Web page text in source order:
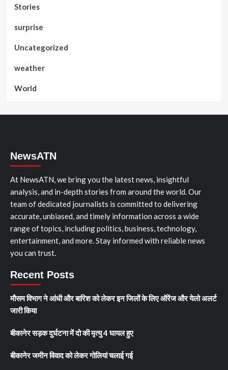
Stories
surprise
Uncategorized
weather
World
NewsATN
At NewsATN, we bring you the latest news, insightful
analysis, and in-depth stories from around the world. Our
team of dedicated journalists is committed to delivering
accurate, unbiased, and timely information across a wide
range of topics, including politics, business, technology,
entertainment, and more. Stay informed with reliable news
you can trust.
Recent Posts
मौसम विभाग ने आंधी और बारिश को लेकर इन जिलों के लिए ऑरेंज और येलो अलर्ट
जारी किया
बीकानेर सड़क दुर्घटना में दो की मृत्यु 4 घायल हुए
बीकानेर जमीन विवाद को लेकर गोलियां चलाई गई